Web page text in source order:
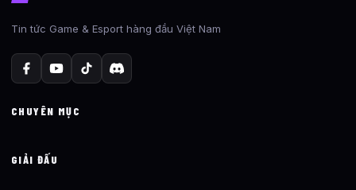
Tin tức Game & Esport hàng đầu Việt Nam
CHUYÊN MỤC
GIẢI ĐẤU